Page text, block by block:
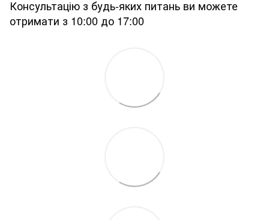
Консультацію з будь-яких питань ви можете
отримати з 10:00 до 17:00